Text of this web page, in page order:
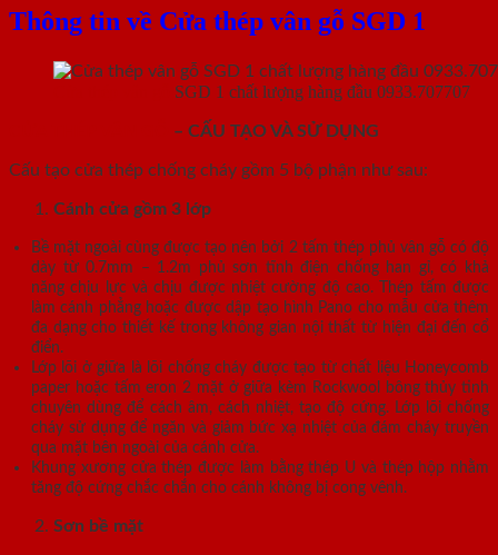
Thông tin về Cửa thép vân gỗ SGD 1
SGD 1 chất lượng hàng đầu 0933.707707
– CẤU TẠO VÀ SỬ DỤNG
Cấu tạo cửa thép chống cháy gồm 5 bộ phận như sau:
Cánh cửa gồm 3 lớp
Bề mặt ngoài cùng được tạo nên bởi 2 tấm thép phủ vân gỗ có độ
dày từ 0.7mm – 1.2m phủ sơn tĩnh điện chống han gỉ, có khả
năng chịu lực và chịu được nhiệt cường độ cao. Thép tấm được
làm cánh phẳng hoặc được dập tạo hình Pano cho mẫu cửa thêm
đa dạng cho thiết kế trong không gian nội thất từ hiện đại đến cổ
điển.
Lớp lõi ở giữa là lõi chống cháy được tạo từ chất liệu Honeycomb
paper hoặc tấm eron 2 mặt ở giữa kèm Rockwool bông thủy tinh
chuyên dùng để cách âm, cách nhiệt, tạo độ cứng. Lớp lõi chống
cháy sử dụng để ngăn và giảm bức xạ nhiệt của đám cháy truyền
qua mặt bên ngoài của cánh cửa.
Khung xương cửa thép được làm bằng thép U và thép hộp nhằm
tăng độ cứng chắc chắn cho cánh không bị cong vênh.
Sơn bề mặt